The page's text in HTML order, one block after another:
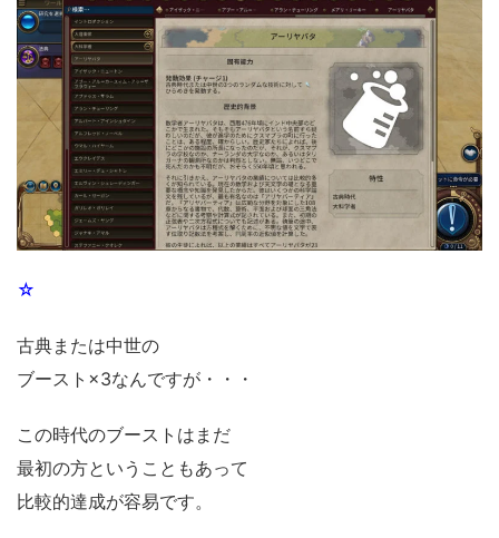
☆
古典または中世の
ブースト×3なんですが・・・
この時代のブーストはまだ
最初の方ということもあって
比較的達成が容易です。